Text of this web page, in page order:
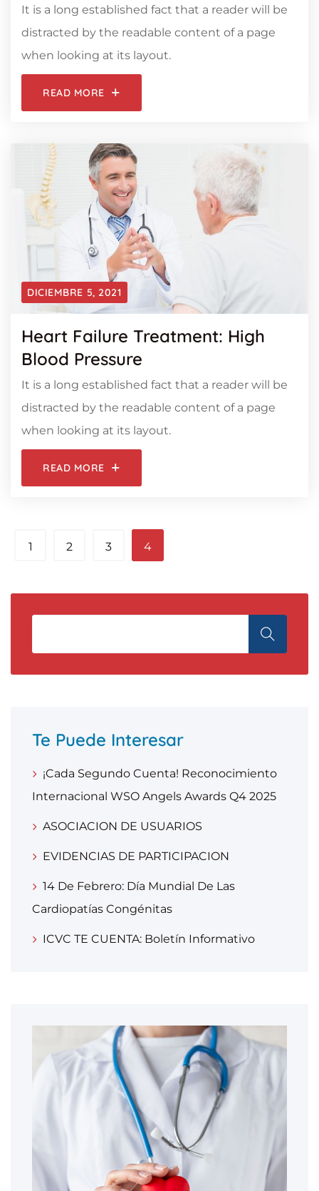
It is a long established fact that a reader will be
distracted by the readable content of a page
when looking at its layout.
READ MORE
DICIEMBRE 5, 2021
Heart Failure Treatment: High
Blood Pressure
It is a long established fact that a reader will be
distracted by the readable content of a page
when looking at its layout.
READ MORE
1 2 3 4
Te Puede Interesar
¡Cada Segundo Cuenta! Reconocimiento
Internacional WSO Angels Awards Q4 2025
ASOCIACION DE USUARIOS
EVIDENCIAS DE PARTICIPACION
14 De Febrero: Día Mundial De Las
Cardiopatías Congénitas
ICVC TE CUENTA: Boletín Informativo